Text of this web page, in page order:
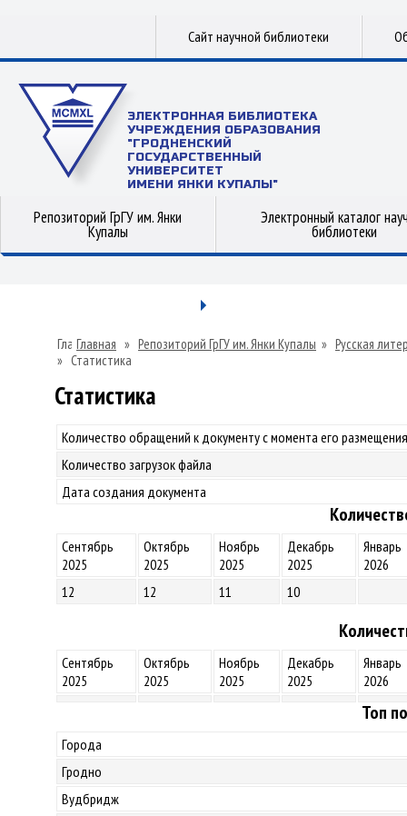
Сайт научной библиотеки
ЭЛЕКТРОННАЯ БИБЛИОТЕКА
УЧРЕЖДЕНИЯ ОБРАЗОВАНИЯ
"ГРОДНЕНСКИЙ
ГОСУДАРСТВЕННЫЙ
УНИВЕРСИТЕТ
ИМЕНИ ЯНКИ КУПАЛЫ"
Репозиторий ГрГУ им. Янки
Купалы
Электронный каталог
библиотеки
Главная » Репозиторий ГрГУ им. Янки Купалы » Русская
» Статистика
Статистика
Количество обращений к документу с момента его
Количество загрузок файла
Дата создания документа
Сентябрь
2025
Октябрь
2025
Ноябрь
2025
Декабрь
2025
Январь
2026
12
12 11 10
Сентябрь
2025
Октябрь
2025
Ноябрь
2025
Декабрь
2025
Январь
2026
Топ
Города
Гродно
Вудбридж